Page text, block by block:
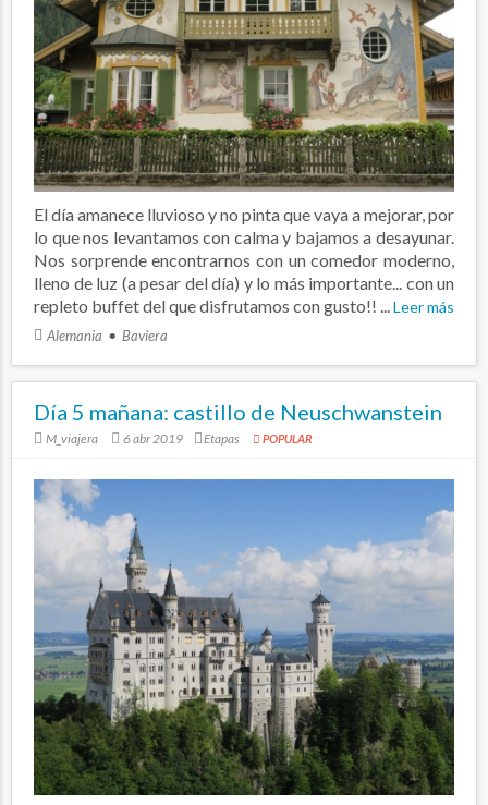
El día amanece lluvioso y no pinta que vaya a mejorar, por
lo que nos levantamos con calma y bajamos a desayunar.
Nos sorprende encontrarnos con un comedor moderno,
lleno de luz (a pesar del día) y lo más importante... con un
repleto buffet del que disfrutamos con gusto!! ...Leer más
Alemania Baviera
Día 5 mañana: castillo de Neuschwanstein
M_viajera 6 abr 2019 Etapas POPULAR